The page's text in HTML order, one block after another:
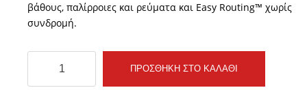
βάθους, παλίρροιες και ρεύματα και Easy Routing™ χωρίς
συνδρομή.
EM-
ΠΡΟΣΘΉΚΗ ΣΤΟ ΚΑΛΆΘΙ